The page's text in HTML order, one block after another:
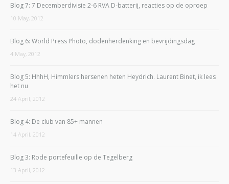
Blog 7: 7 Decemberdivisie 2-6 RVA D-batterij, reacties op de oproep
10 May, 2012
Blog 6: World Press Photo, dodenherdenking en bevrijdingsdag
4 May, 2012
Blog 5: HhhH, Himmlers hersenen heten Heydrich. Laurent Binet, ik lees
het nu
24 April, 2012
Blog 4: De club van 85+ mannen
14 April, 2012
Blog 3: Rode portefeuille op de Tegelberg
13 April, 2012